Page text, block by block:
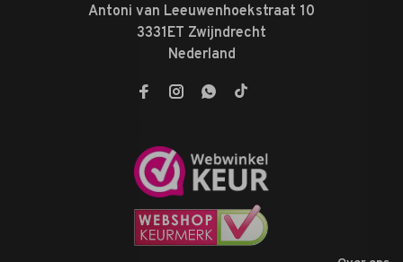
Antoni van Leeuwenhoekstraat 10
3331ET Zwijndrecht
Nederland